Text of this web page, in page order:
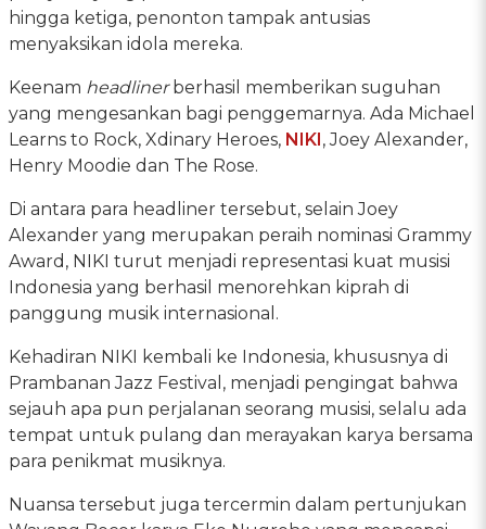
hingga ketiga, penonton tampak antusias
menyaksikan idola mereka.
Keenam headlinerberhasil memberikan suguhan
yang mengesankan bagi penggemarnya. Ada Michael
Learns to Rock, Xdinary Heroes, NIKI, Joey Alexander,
Henry Moodie dan The Rose.
Di antara para headliner tersebut, selain Joey
Alexander yang merupakan peraih nominasi Grammy
Award, NIKI turut menjadi representasi kuat musisi
Indonesia yang berhasil menorehkan kiprah di
panggung musik internasional.
Kehadiran NIKI kembali ke Indonesia, khususnya di
Prambanan Jazz Festival, menjadi pengingat bahwa
sejauh apa pun perjalanan seorang musisi, selalu ada
tempat untuk pulang dan merayakan karya bersama
para penikmat musiknya.
Nuansa tersebut juga tercermin dalam pertunjukan